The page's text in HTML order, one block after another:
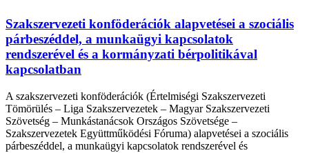
Szakszervezeti konföderációk alapvetései a szociális
párbeszéddel, a munkaügyi kapcsolatok
rendszerével és a kormányzati bérpolitikával
kapcsolatban
A szakszervezeti konföderációk (Értelmiségi Szakszervezeti
Tömörülés – Liga Szakszervezetek – Magyar Szakszervezeti
Szövetség – Munkástanácsok Országos Szövetsége –
Szakszervezetek Együttműködési Fóruma) alapvetései a szociális
párbeszéddel, a munkaügyi kapcsolatok rendszerével és